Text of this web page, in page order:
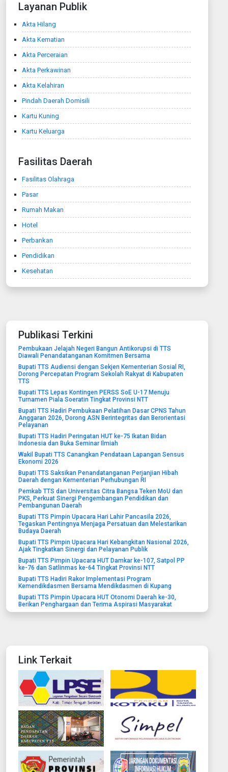
Layanan Publik
Akta Hilang
Akta Kematian
Akta Perceraian
Akta Perkawinan
Akta Kelahiran
Pindah Daerah Domisili
Kartu Kuning
Kartu Keluarga
Fasilitas Daerah
Fasilitas Olahraga
Pasar
Rumah Makan
Hotel
Perbankan
Pendidikan
Kesehatan
Publikasi Terkini
Pembukaan Jelajah Negeri Bangun Antikorupsi di TTS
Diawali Penandatanganan Komitmen Bersama
Bupati TTS Audiensi dengan Sekjen Kementerian Sosial RI,
Dorong Percepatan Program Sekolah Rakyat di Kabupaten
TTS
Bupati TTS Lepas Kontingen PERSS SoE U-17 Menuju
Turnamen Piala Soeratin Tingkat Provinsi NTT
Bupati TTS Hadiri Pembukaan Pelatihan Dasar CPNS Tahun
Anggaran 2026, Dorong ASN Berintegritas dan Berorientasi
Pelayanan
Bupati TTS Hadiri Peringatan HUT ke-75 Ikatan Bidan
Indonesia dan Buka Seminar Ilmiah
Wakil Bupati TTS Canangkan Pendataan Lapangan Sensus
Ekonomi 2026
Bupati TTS Saksikan Penandatanganan Perjanjian Hibah
Daerah dengan Kementerian Perhubungan RI
Pemkab TTS dan Universitas Citra Bangsa Teken MoU dan
PKS, Perkuat Sinergi Pengembangan Pendidikan dan
Pembangunan Daerah
Bupati TTS Pimpin Upacara Hari Lahir Pancasila 2026,
Tegaskan Pentingnya Menjaga Persatuan dan Melestarikan
Budaya Daerah
Bupati TTS Pimpin Upacara Hari Kebangkitan Nasional 2026,
Ajak Tingkatkan Sinergi dan Pelayanan Publik
Bupati TTS Pimpin Upacara HUT Damkar ke-107, Satpol PP
ke-76 dan Satlinmas ke-64 Tingkat Provinsi NTT
Bupati TTS Hadiri Rakor Implementasi Program
Kemendikdasmen Bersama Mendikdasmen di Kupang
Bupati TTS Pimpin Upacara HUT Otonomi Daerah ke-30,
Berikan Penghargaan dan Terima Aspirasi Masyarakat
Link Terkait